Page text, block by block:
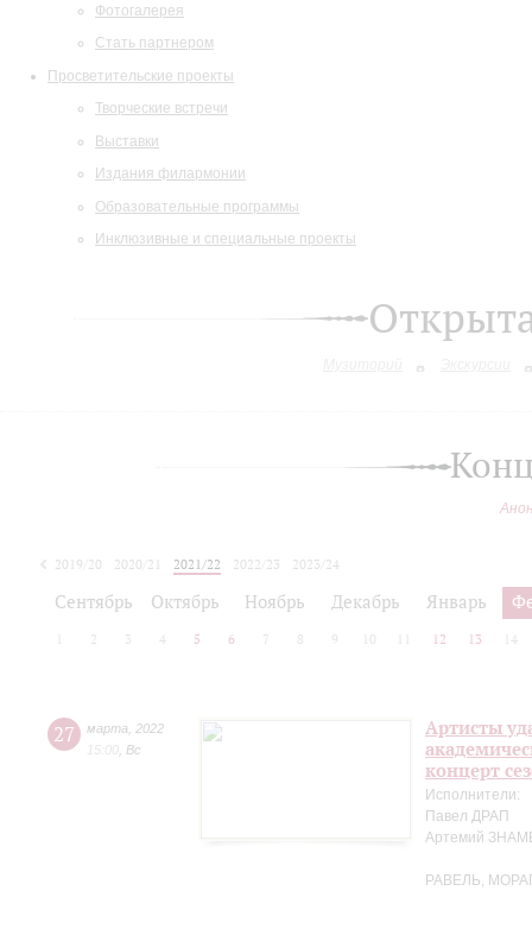
Фотогалерея
Стать партнером
Просветительские проекты
Творческие встречи
Выставки
Издания филармонии
Образовательные программы
Инклюзивные и специальные проекты
2019/20 2020/21 2021/22 2022/23
2023/24
Сентябрь Октябрь Ноябрь Декабрь Январь
2 3 4 5 6 7 8 9 10 12 13 14
27 марта
2022
15:00 Вс
Артисты
концерт
Исполнители:
Павел ДРАП
Артемий
РАВЕЛЬ,